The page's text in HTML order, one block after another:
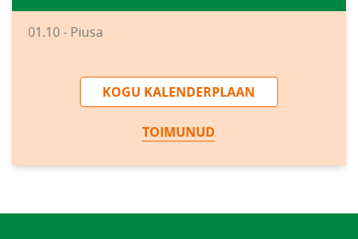
01.10 - Piusa
KOGU KALENDERPLAAN
TOIMUNUD